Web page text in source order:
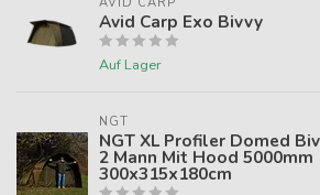
Avid Carp Exo Bivvy
Auf Lager
NGT
NGT XL Profiler Domed
2 Mann Mit Hood 5000mm
300x315x180cm